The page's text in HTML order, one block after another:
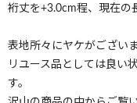
裄丈を+3.0cm程、現在の
表地所々にヤケがございま
リユース品としては良い
す。